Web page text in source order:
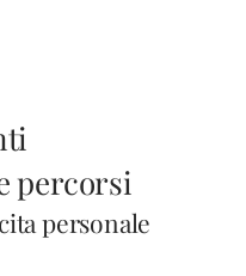
percorsi
personale